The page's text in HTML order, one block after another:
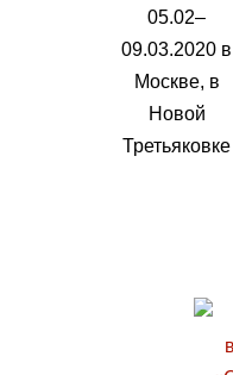
05.02–
09.03.2020 в
Москве, в
Новой
Третьяковке